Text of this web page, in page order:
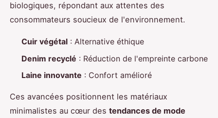
biologiques, répondant aux attentes des
consommateurs soucieux de l'environnement.
Cuir végétal : Alternative éthique
Denim recyclé : Réduction de l'empreinte carbone
Laine innovante : Confort amélioré
Ces avancées positionnent les matériaux
minimalistes au cœur des tendances de mode